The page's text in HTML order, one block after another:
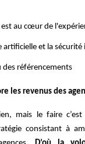
est au cœur de
artificielle et la
des référencements
les revenus des
mais le faire
consistant à